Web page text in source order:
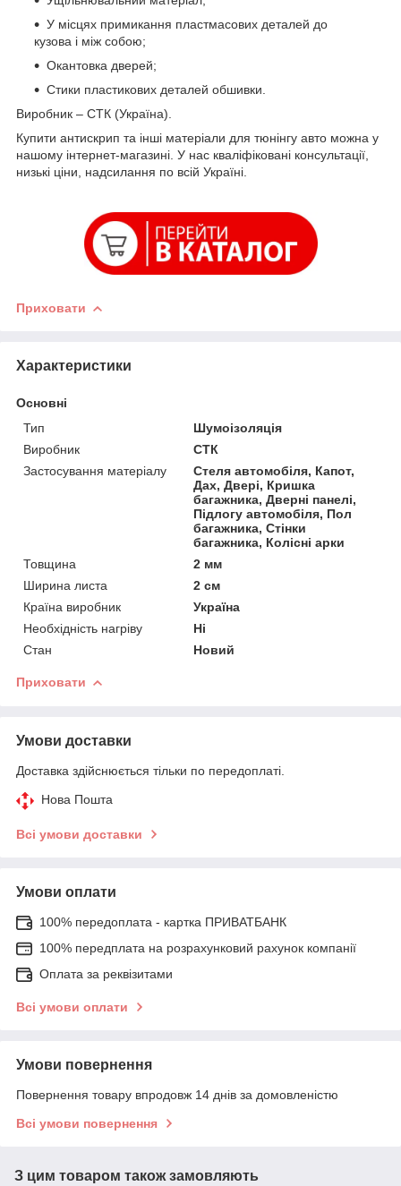
У місцях примикання пластмасових деталей до
кузова і між собою;
Окантовка дверей;
Стики пластикових деталей обшивки.
Виробник – СТК (Україна).
Купити антискрип та інші матеріали для тюнінгу авто можна у
нашому інтернет-магазині. У нас кваліфіковані консультації,
низькі ціни, надсилання по всій Україні.
Приховати
Характеристики
Основні
Тип
Шумоізоляція
Виробник
СТК
Застосування матеріалу
Стеля автомобіля, Капот,
Дах, Двері, Кришка
багажника, Дверні панелі,
Підлогу автомобіля, Пол
багажника, Стінки
багажника, Колісні арки
Товщина
2 мм
Ширина листа
2 см
Країна виробник
Україна
Необхідність нагріву
Ні
Стан
Новий
Приховати
Умови доставки
Доставка здійснюється тільки по передоплаті.
Нова Пошта
Всі умови доставки
Умови оплати
100% передоплата - картка ПРИВАТБАНК
100% передплата на розрахунковий рахунок компанії
Оплата за реквізитами
Всі умови оплати
Умови повернення
Повернення товару впродовж 14 днів за домовленістю
Всі умови повернення
З цим товаром також замовляють